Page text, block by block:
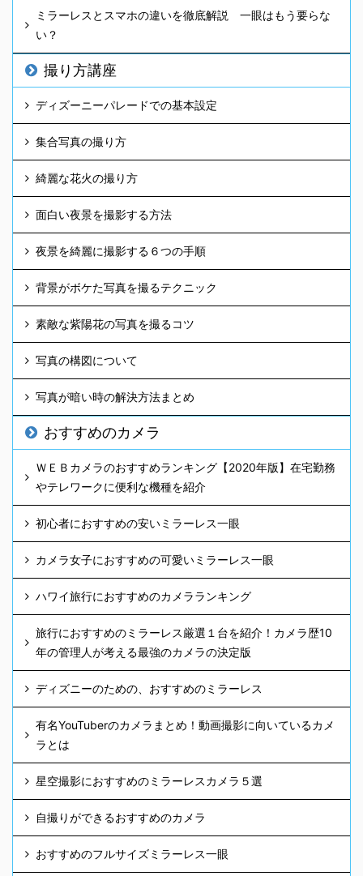
ミラーレスとスマホの違いを徹底解説 一眼はもう要らな
い？
撮り方講座
ディズーニーパレードでの基本設定
集合写真の撮り方
綺麗な花火の撮り方
面白い夜景を撮影する方法
夜景を綺麗に撮影する６つの手順
背景がボケた写真を撮るテクニック
素敵な紫陽花の写真を撮るコツ
写真の構図について
写真が暗い時の解決方法まとめ
おすすめのカメラ
ＷＥＢカメラのおすすめランキング【2020年版】在宅勤務
やテレワークに便利な機種を紹介
初心者におすすめの安いミラーレス一眼
カメラ女子におすすめの可愛いミラーレス一眼
ハワイ旅行におすすめのカメラランキング
旅行におすすめのミラーレス厳選１台を紹介！カメラ歴10
年の管理人が考える最強のカメラの決定版
ディズニーのための、おすすめのミラーレス
有名YouTuberのカメラまとめ！動画撮影に向いているカメ
ラとは
星空撮影におすすめのミラーレスカメラ５選
自撮りができるおすすめのカメラ
おすすめのフルサイズミラーレス一眼